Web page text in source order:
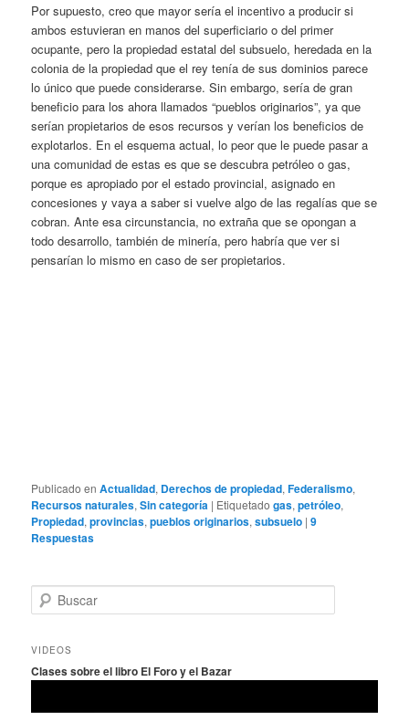
Por supuesto, creo que mayor sería el incentivo a producir si
ambos estuvieran en manos del superficiario o del primer
ocupante, pero la propiedad estatal del subsuelo, heredada en la
colonia de la propiedad que el rey tenía de sus dominios parece
lo único que puede considerarse. Sin embargo, sería de gran
beneficio para los ahora llamados “pueblos originarios”, ya que
serían propietarios de esos recursos y verían los beneficios de
explotarlos. En el esquema actual, lo peor que le puede pasar a
una comunidad de estas es que se descubra petróleo o gas,
porque es apropiado por el estado provincial, asignado en
concesiones y vaya a saber si vuelve algo de las regalías que se
cobran. Ante esa circunstancia, no extraña que se opongan a
todo desarrollo, también de minería, pero habría que ver si
pensarían lo mismo en caso de ser propietarios.
Publicado en Actualidad, Derechos de propiedad,Federalismo,
Recursos naturales,Sin categoría | Etiquetado gas,petróleo,
Propiedad,provincias,pueblos originarios,subsuelo |9
Respuestas
u
c
r
VIDEOS
Clases sobre el libro El Foro y el Bazar